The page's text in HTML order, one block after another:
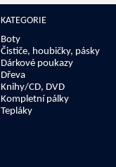
KATEGORIE
Boty
Čističe, houbičky, pásky
Dárkové poukazy
Dřeva
Knihy/CD, DVD
Kompletní pálky
Tepláky